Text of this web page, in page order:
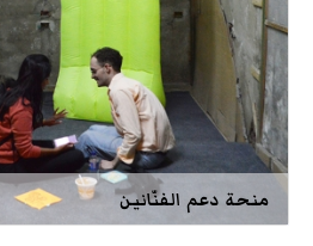
منحة دعم الفنّانين